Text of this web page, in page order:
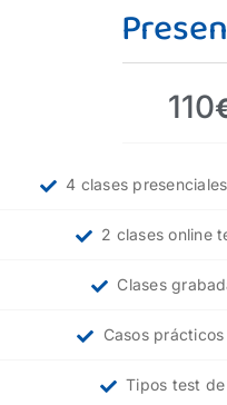
110
4 clases
2 clases online
Clases
Casos
Tipos test